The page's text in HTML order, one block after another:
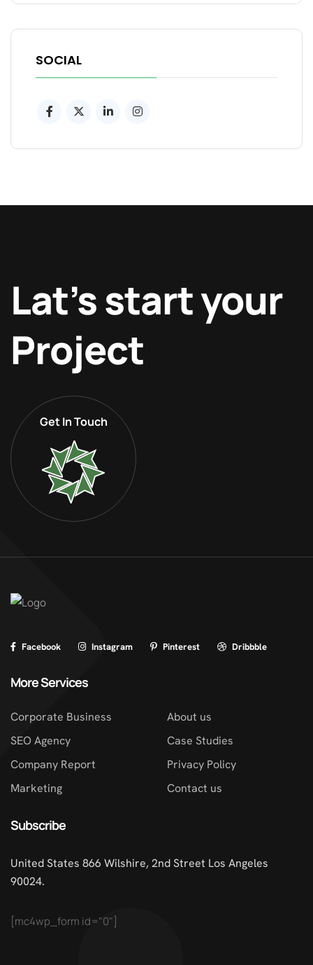
SOCIAL
Lat’s start your
Project
Get In Touch
Facebook Instagram Pinterest Dribbble
More Services
Corporate Business
SEO Agency
Company Report
Marketing
About us
Case Studies
Privacy Policy
Contact us
Subscribe
United States 866 Wilshire, 2nd Street Los Angeles
90024.
[mc4wp_form id="0"]